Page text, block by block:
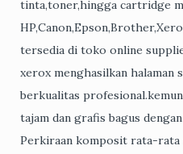
tinta,toner,hingga cartridge
tersedia di toko online
xerox menghasilkan halaman
berkualitas
tajam dan grafis bagus
Perkiraan komposit rata-rata